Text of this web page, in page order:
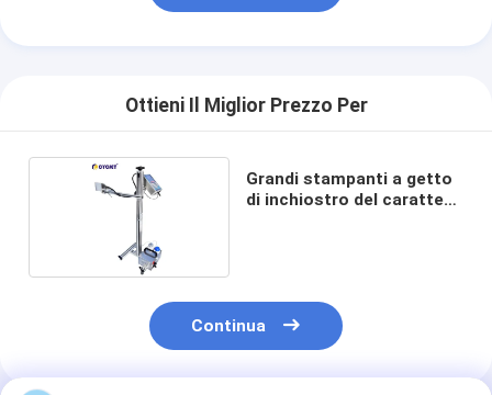
Ottieni Il Miglior Prezzo Per
Grandi stampanti a getto
di inchiostro del carattere
Continua